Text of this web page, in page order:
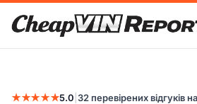
★★★★★5.0 |32 перевірених відгуків